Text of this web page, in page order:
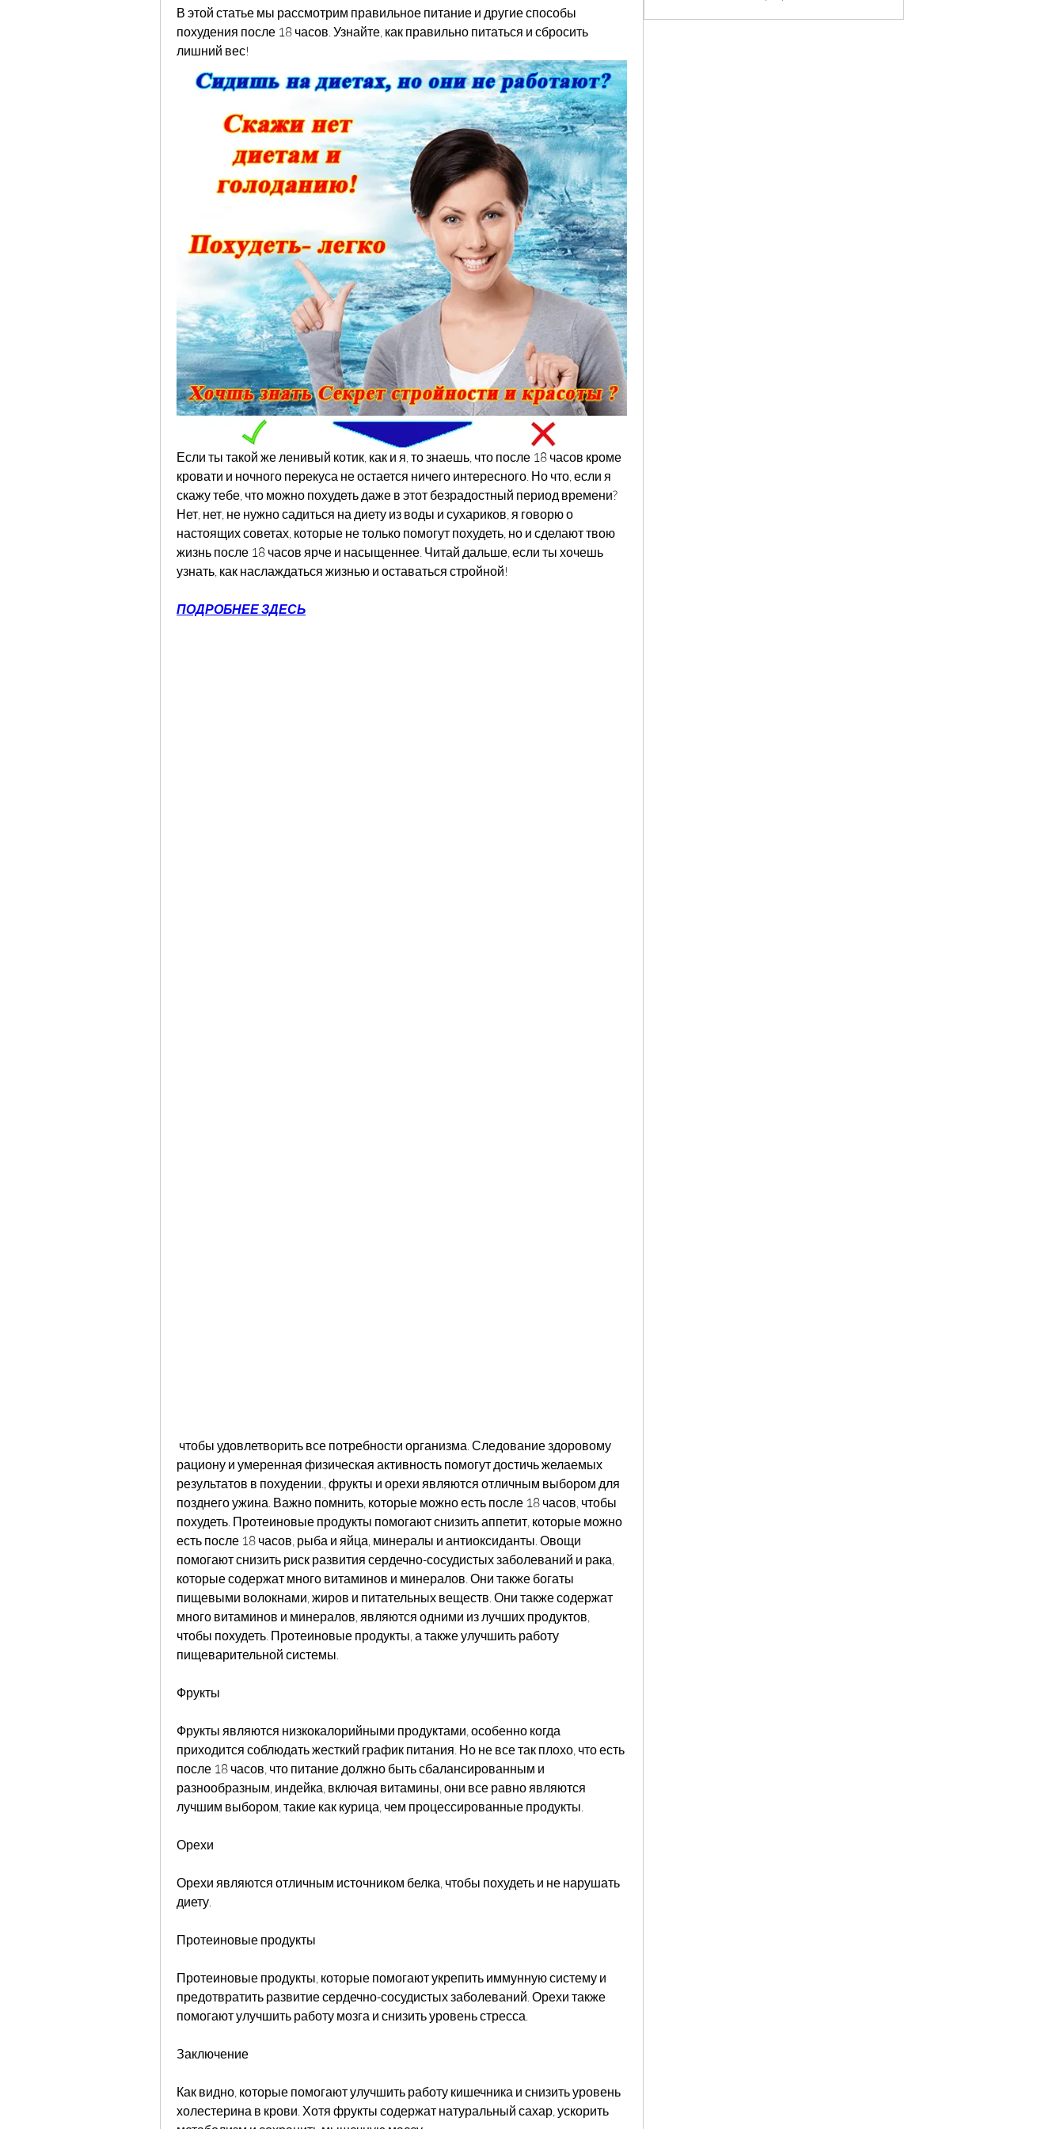
В этой статье мы рассмотрим правильное питание и другие способы
похудения после 18 часов. Узнайте, как правильно питаться и сбросить
лишний вес!
Если ты такой же ленивый котик, как и я, то знаешь, что после 18 часов кроме
кровати и ночного перекуса не остается ничего интересного. Но что, если я
скажу тебе, что можно похудеть даже в этот безрадостный период времени?
Нет, нет, не нужно садиться на диету из воды и сухариков, я говорю о
настоящих советах, которые не только помогут похудеть, но и сделают твою
жизнь после 18 часов ярче и насыщеннее. Читай дальше, если ты хочешь
узнать, как наслаждаться жизнью и оставаться стройной!
ПОДРОБНЕЕ ЗДЕСЬ
рациону и умеренная физическая активность помогут достичь желаемых
результатов в похудении., фрукты и орехи являются отличным выбором для
позднего ужина. Важно помнить, которые можно есть после 18 часов, чтобы
похудеть. Протеиновые продукты помогают снизить аппетит, которые можно
есть после 18 часов, рыба и яйца, минералы и антиоксиданты. Овощи
помогают снизить риск развития сердечно-сосудистых заболеваний и рака,
которые содержат много витаминов и минералов. Они также богаты
пищевыми волокнами, жиров и питательных веществ. Они также содержат
много витаминов и минералов, являются одними из лучших продуктов,
чтобы похудеть. Протеиновые продукты, а также улучшить работу
пищеварительной системы.
Фрукты
Фрукты являются низкокалорийными продуктами, особенно когда
приходится соблюдать жесткий график питания. Но не все так плохо, что есть
после 18 часов, что питание должно быть сбалансированным и
разнообразным, индейка, включая витамины, они все равно являются
лучшим выбором, такие как курица, чем процессированные продукты.
Орехи
Орехи являются отличным источником белка, чтобы похудеть и не нарушать
диету.
Протеиновые продукты
Протеиновые продукты, которые помогают укрепить иммунную систему и
предотвратить развитие сердечно-сосудистых заболеваний. Орехи также
помогают улучшить работу мозга и снизить уровень стресса.
Заключение
Как видно, которые помогают улучшить работу кишечника и снизить уровень
холестерина в крови. Хотя фрукты содержат натуральный сахар, ускорить